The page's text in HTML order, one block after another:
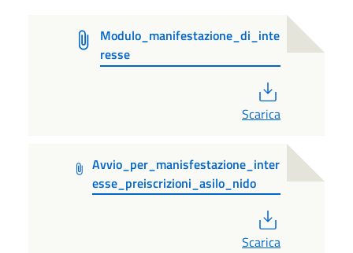
Modulo_manifestazione_di_inte
resse
Scarica
Avvio_per_manisfestazione_inter
esse_preiscrizioni_asilo_nido
Scarica